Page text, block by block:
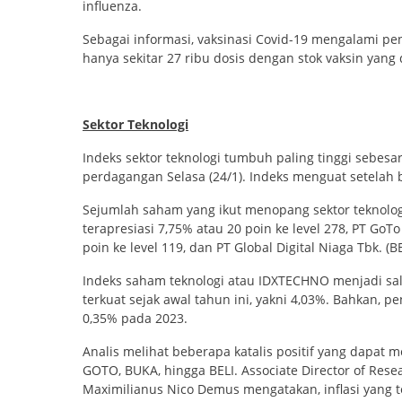
influenza.
Sebagai informasi, vaksinasi Covid-19 mengalami
hanya sekitar 27 ribu dosis dengan stok vaksin
Sektor Teknologi
Indeks sektor teknologi tumbuh paling tinggi
perdagangan Selasa (24/1). Indeks menguat setelah
Sejumlah saham yang ikut menopang sektor
terapresiasi 7,75% atau 20 poin ke level 278, PT
poin ke level 119, dan PT Global Digital Niaga Tbk.
Indeks saham teknologi atau IDXTECHNO menjadi
terkuat sejak awal tahun ini, yakni 4,03%. Bahkan,
0,35% pada 2023.
Analis melihat beberapa katalis positif yang dapat
GOTO, BUKA, hingga BELI. Associate Director of
Maximilianus Nico Demus mengatakan, inflasi